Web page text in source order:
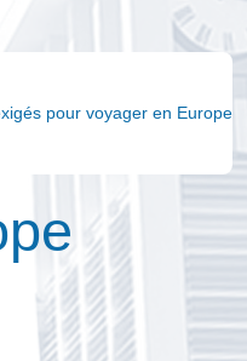
pour voyager en Europe